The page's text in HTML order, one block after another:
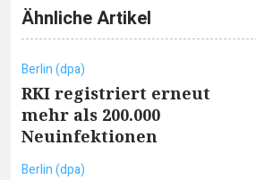
Ähnliche Artikel
Berlin (dpa)
RKI registriert erneut
mehr als 200.000
Neuinfektionen
Berlin (dpa)